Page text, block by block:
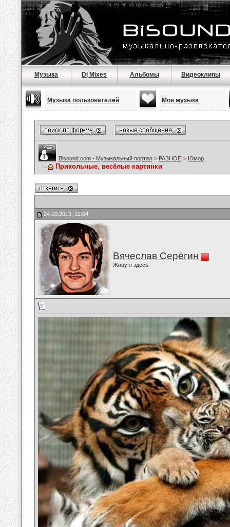
Музыка Dj Mixes Альбомы Видеоклипы
Музыка пользователей Моя музыка
Bisound.com - Музыкальный портал > РАЗНОЕ > Юмор
Прикольные, весёлые картинки
24.10.2013, 12:04
Вячеслав Серёгин
Живу я здесь